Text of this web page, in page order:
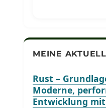
MEINE
Rust –
Moderne,
Entwicklung